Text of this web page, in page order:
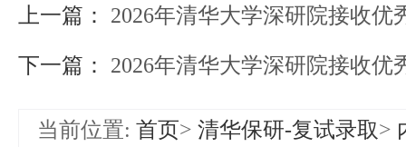
上一篇： 2026年清华大学深研院接收优秀应届本科毕业生免试攻读研究生精准医学
下一篇： 2026年清华大学深研院接收优秀应届本科毕业生免试攻读研究生电子
当前位置: 首页> 清华保研-复试录取>